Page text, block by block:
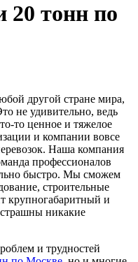
20 тонн по
другой стране мира,
не удивительно, ведь
то ценное и тяжелое
и компании вовсе
Наша компания
профессионалов
быстро. Мы сможем
строительные
крупногабаритный и
никакие
и трудностей